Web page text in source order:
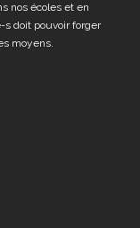
nos écoles et en
doit pouvoir forger
moyens.